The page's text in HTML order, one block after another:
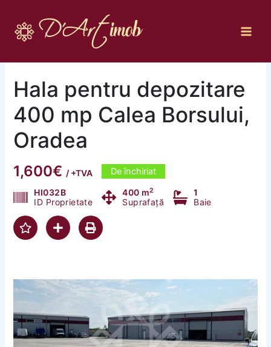
content
Hala pentru depozitare
400 mp Calea Borsului,
Oradea
1,600€/ +TVA De închiriat
HI032B
ID Proprietate
400 m2
Suprafață
1
Baie